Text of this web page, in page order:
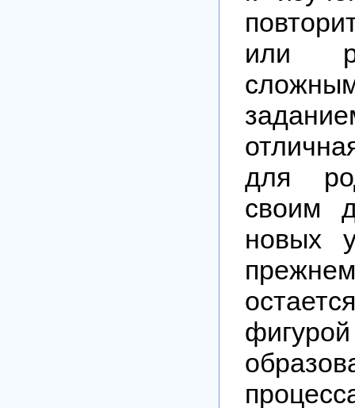
или
для
своим
новых
фигурой